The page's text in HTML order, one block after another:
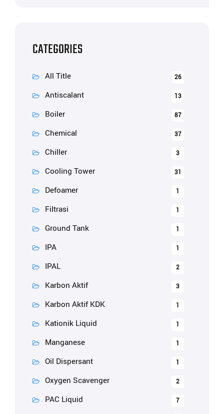
CATEGORIES
All Title 26
Antiscalant 13
Boiler 87
Chemical 37
Chiller 3
Cooling Tower 31
Defoamer 1
Filtrasi 1
Ground Tank 1
IPA 1
IPAL 2
Karbon Aktif 3
Karbon Aktif KDK 1
Kationik Liquid 1
Manganese 1
Oil Dispersant 1
Oxygen Scavenger 2
PAC Liquid 7